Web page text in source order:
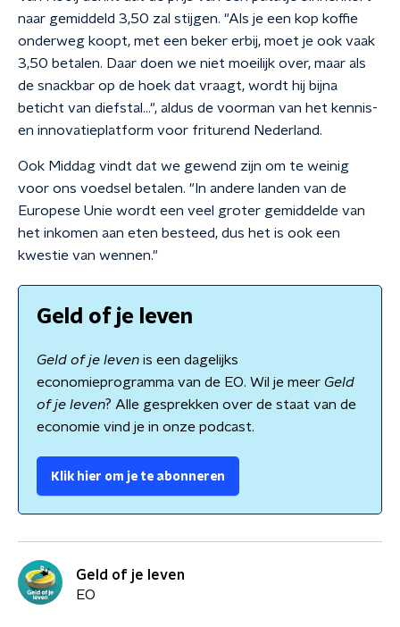
naar gemiddeld 3,50 zal stijgen. "Als je een kop koffie
onderweg koopt, met een beker erbij, moet je ook vaak
3,50 betalen. Daar doen we niet moeilijk over, maar als
de snackbar op de hoek dat vraagt, wordt hij bijna
beticht van diefstal…", aldus de voorman van het kennis-
en innovatieplatform voor friturend Nederland.
Ook Middag vindt dat we gewend zijn om te weinig
voor ons voedsel betalen. "In andere landen van de
Europese Unie wordt een veel groter gemiddelde van
het inkomen aan eten besteed, dus het is ook een
kwestie van wennen."
Geld of je leven
Geld of je leven is een dagelijks
economieprogramma van de EO. Wil je meer Geld
of je leven? Alle gesprekken over de staat van de
economie vind je in onze podcast.
Klik hier om je te abonneren
Geld of je leven
EO